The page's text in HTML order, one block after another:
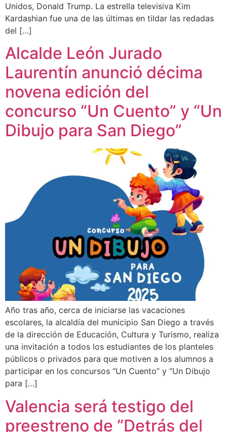
Unidos, Donald Trump. La estrella televisiva Kim
Kardashian fue una de las últimas en tildar las redadas
del […]
Alcalde León Jurado
Laurentín anunció décima
novena edición del
concurso “Un Cuento” y “Un
Dibujo para San Diego”
Año tras año, cerca de iniciarse las vacaciones
escolares, la alcaldía del municipio San Diego a través
de la dirección de Educación, Cultura y Turismo, realiza
una invitación a todos los estudiantes de los planteles
públicos o privados para que motiven a los alumnos a
participar en los concursos “Un Cuento” y “Un Dibujo
para […]
Valencia será testigo del
preestreno de “Detrás del